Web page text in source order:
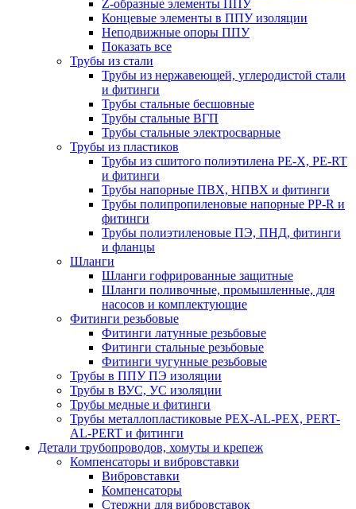
Z-образные элементы ППУ
Концевые элементы в ППУ изоляции
Неподвижные опоры ППУ
Показать все
Трубы из стали
Трубы из нержавеющей, углеродистой стали
и фитинги
Трубы стальные бесшовные
Трубы стальные ВГП
Трубы стальные электросварные
Трубы из пластиков
Трубы из сшитого полиэтилена PE-X, PE-RT
и фитинги
Трубы напорные ПВХ, НПВХ и фитинги
Трубы полипропиленовые напорные PP-R и
фитинги
Трубы полиэтиленовые ПЭ, ПНД, фитинги
и фланцы
Шланги
Шланги гофрированные защитные
Шланги поливочные, промышленные, для
насосов и комплектующие
Фитинги резьбовые
Фитинги латунные резьбовые
Фитинги стальные резьбовые
Фитинги чугунные резьбовые
Трубы в ППУ ПЭ изоляции
Трубы в ВУС, УС изоляции
Трубы медные и фитинги
Трубы металлопластиковые PEX-AL-PEX, PERT-
AL-PERT и фитинги
Детали трубопроводов, хомуты и крепеж
Компенсаторы и вибровставки
Вибровставки
Компенсаторы
Стержни для вибровставок